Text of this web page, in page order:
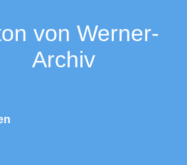
von Werner-
Archiv